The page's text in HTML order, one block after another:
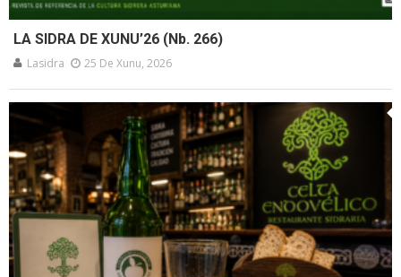
LA SIDRA DE XUNU’26 (Nb. 266)
Lasidra 25 De Xunu, 2026